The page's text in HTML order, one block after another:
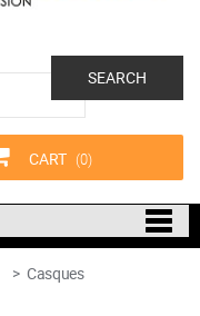
SEARCH
CART (0)
> Casques